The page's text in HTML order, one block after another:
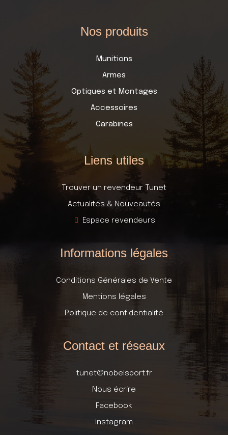
Nos produits
Munitions
Armes
Optiques et Montages
Accessoires
Carabines
Liens utiles
Trouver un revendeur Tunet
Actualités & Nouveautés
Espace revendeurs
Informations légales
Conditions Générales de Vente
Mentions légales
Politique de confidentialité
Contact et réseaux
tunet@nobelsport.fr
Nous écrire
Facebook
Instagram